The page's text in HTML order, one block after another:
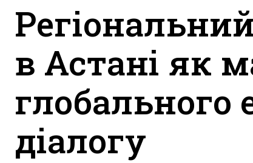
в Астані як
глобального
діалогу